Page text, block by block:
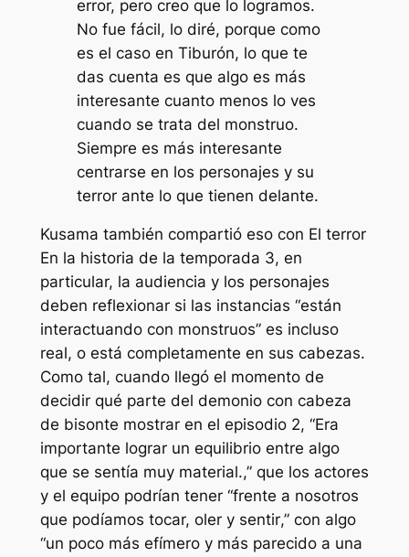
error, pero creo que lo logramos.
No fue fácil, lo diré, porque como
es el caso en Tiburón, lo que te
das cuenta es que algo es más
interesante cuanto menos lo ves
cuando se trata del monstruo.
Siempre es más interesante
centrarse en los personajes y su
terror ante lo que tienen delante.
Kusama también compartió eso con El terror
En la historia de la temporada 3, en
particular, la audiencia y los personajes
deben reflexionar si las instancias “están
interactuando con monstruos” es incluso
real, o está completamente en sus cabezas.
Como tal, cuando llegó el momento de
decidir qué parte del demonio con cabeza
de bisonte mostrar en el episodio 2, “Era
importante lograr un equilibrio entre algo
que se sentía muy material.,” que los actores
y el equipo podrían tener “frente a nosotros
que podíamos tocar, oler y sentir,” con algo
“un poco más efímero y más parecido a una